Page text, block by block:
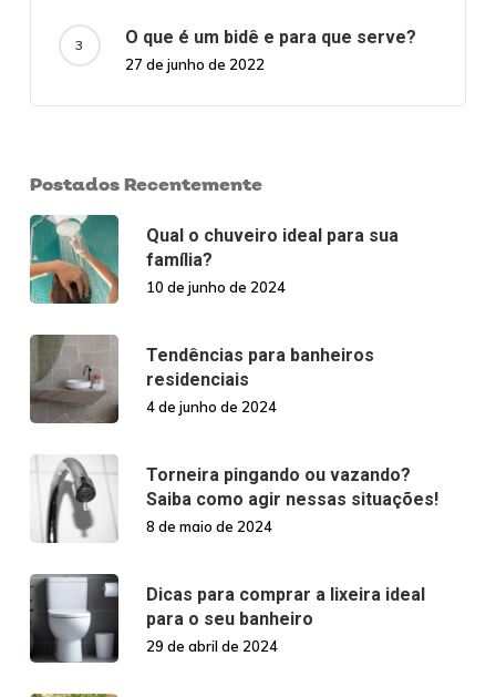
O que é um bidê e para que serve?
27 de junho de 2022
Postados Recentemente
Qual o chuveiro ideal para sua
família?
10 de junho de 2024
Tendências para banheiros
residenciais
4 de junho de 2024
Torneira pingando ou vazando?
Saiba como agir nessas situações!
8 de maio de 2024
Dicas para comprar a lixeira ideal
para o seu banheiro
29 de abril de 2024